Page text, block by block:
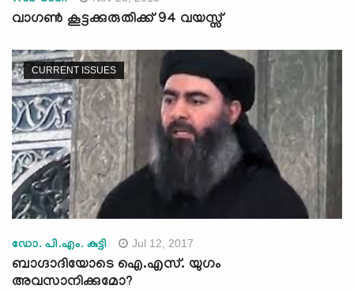
വാഗണ്‍ കൂട്ടക്കുരുതിക്ക് 94 വയസ്സ്
CURRENT ISSUES
ഡോ. പി.എം. കുട്ടി Jul 12, 2017
ബാഗ്ദാദിയോടെ ഐ.എസ്. യുഗം
അവസാനിക്കുമോ?